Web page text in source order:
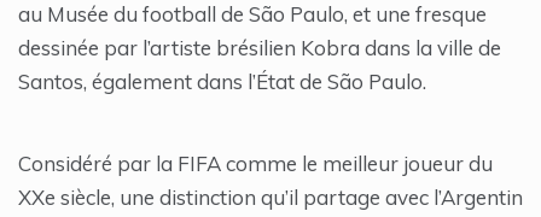
au Musée du football de São Paulo, et une fresque
dessinée par l’artiste brésilien Kobra dans la ville de
Santos, également dans l’État de São Paulo.
Considéré par la FIFA comme le meilleur joueur du
XXe siècle, une distinction qu’il partage avec l’Argentin